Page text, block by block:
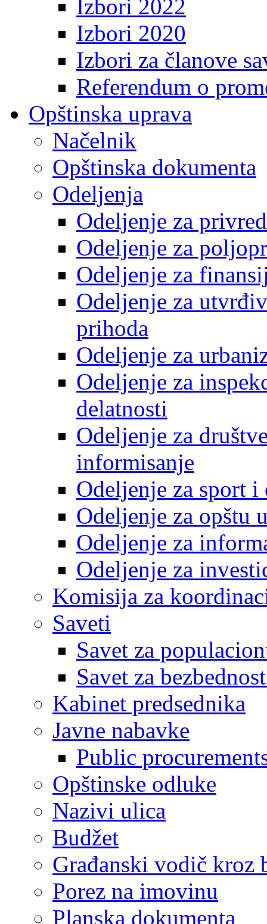
Izbori 2022
Izbori 2020
Izbori za članove
Referendum o
Opštinska uprava
Načelnik
Opštinska dokumenta
Odeljenja
Odeljenje za
Odeljenje za
Odeljenje za
Odeljenje za
prihoda
Odeljenje za
Odeljenje za
delatnosti
Odeljenje za
informisanje
Odeljenje za sport
Odeljenje za opštu
Odeljenje za
Odeljenje za
Komisija za
Saveti
Savet za
Savet za
Kabinet predsednika
Javne nabavke
Public
Opštinske odluke
Nazivi ulica
Budžet
Građanski vodič kroz
Porez na imovinu
Planska dokumenta